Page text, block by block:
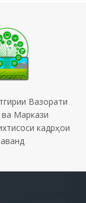
Вазорати
Маркази
кадрҳои